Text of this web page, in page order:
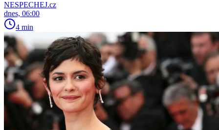
NESPECHEJ.cz
dnes, 06:00
4 min